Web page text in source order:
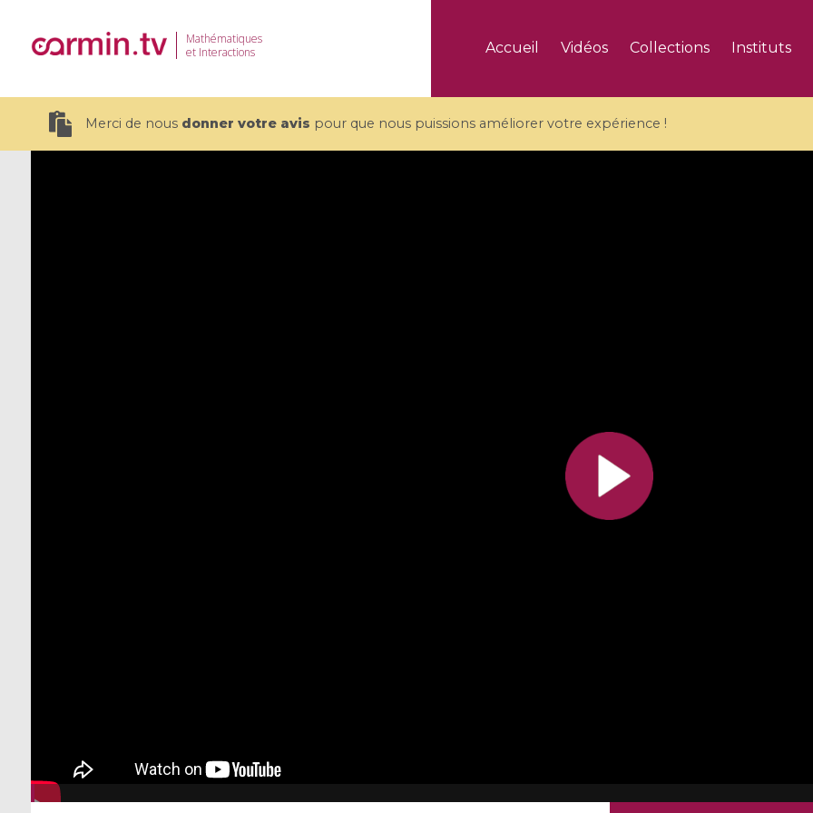
Mathématiques
et Interactions
Accueil Vidéos Collections Instituts
Merci de nous donner votre avis pour que nous puissions améliorer votre expérience !
Toutes les collections
Tous les instituts